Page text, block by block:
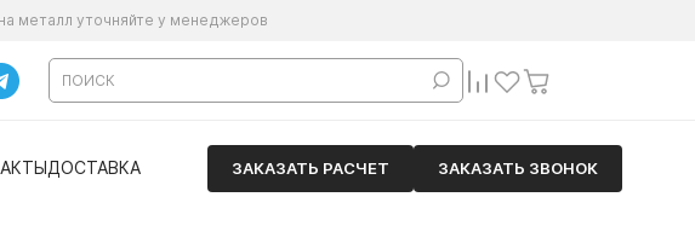
металл уточняйте у менеджеров
ДОСТАВКА ЗАКАЗАТЬ РАСЧЕТ ЗАКАЗАТЬ ЗВОНОК